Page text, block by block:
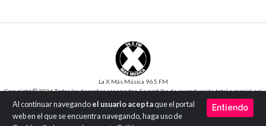
Al continuar navegando el usuario aceptaque el portal
web en el que se encuentra navegando, haga uso de
Entiendo
La X Más Música 96.5 FM
Copyright © 2026 Todos los derechos reservados. Se prohíbe de reproducción total o parcial, así
como su traducción a cualquier idioma sin la autorización escrita del titular.
Desarrollo y Diseño
SilverIT
Versión 1.0